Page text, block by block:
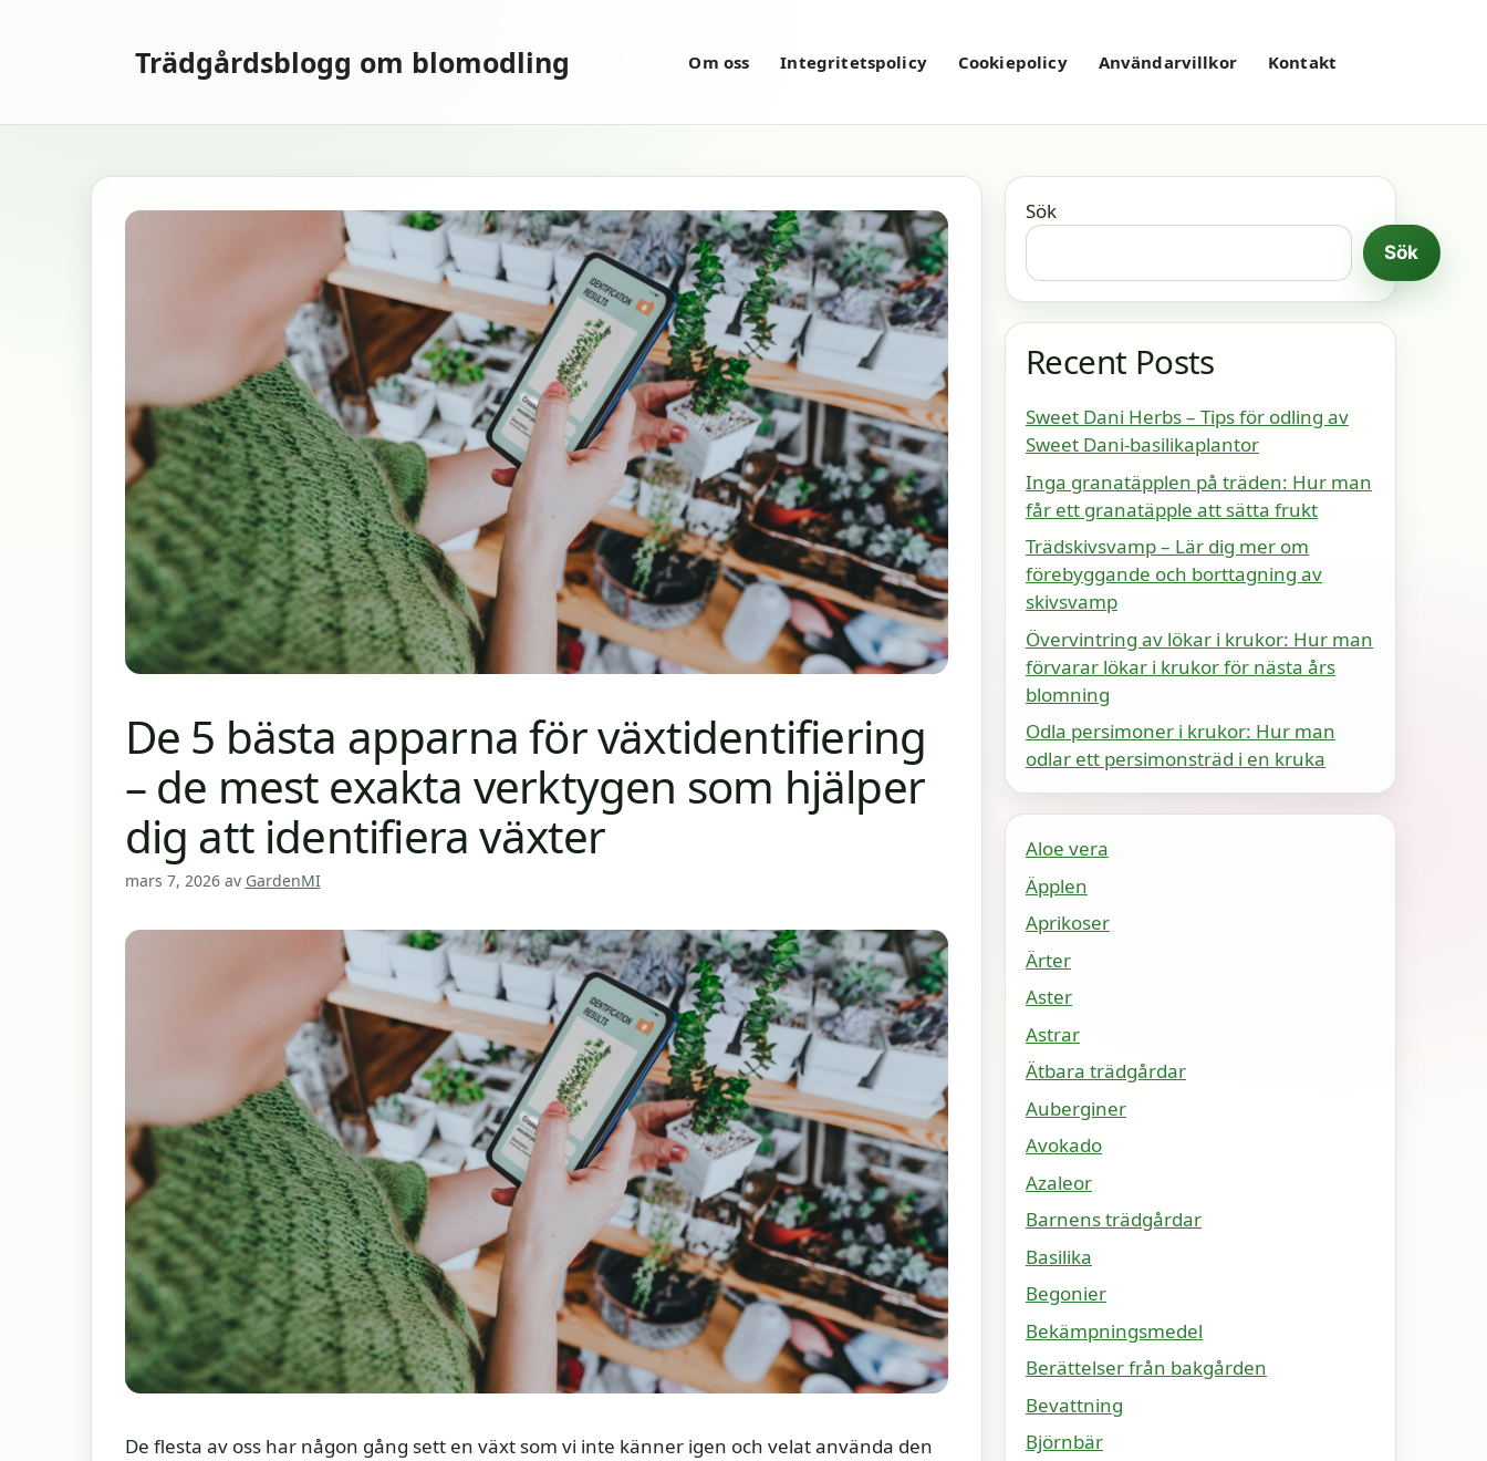
Trädgårdsblogg om blomodling Om oss Integritetspolicy Cookiepolicy Användarvillkor Kontakt
De 5 bästa apparna för växtidentifiering
– de mest exakta verktygen som hjälper
dig att identifiera växter
mars 7, 2026 av GardenMI
De flesta av oss har någon gång sett en växt som vi inte känner igen och velat använda den
Sök
Sök
Recent Posts
Sweet Dani Herbs – Tips för odling av
Sweet Dani-basilikaplantor
Inga granatäpplen på träden: Hur man
får ett granatäpple att sätta frukt
Trädskivsvamp – Lär dig mer om
förebyggande och borttagning av
skivsvamp
Övervintring av lökar i krukor: Hur man
förvarar lökar i krukor för nästa års
blomning
Odla persimoner i krukor: Hur man
odlar ett persimonsträd i en kruka
Aloe vera
Äpplen
Aprikoser
Ärter
Aster
Astrar
Ätbara trädgårdar
Auberginer
Avokado
Azaleor
Barnens trädgårdar
Basilika
Begonier
Bekämpningsmedel
Berättelser från bakgården
Bevattning
Björnbär